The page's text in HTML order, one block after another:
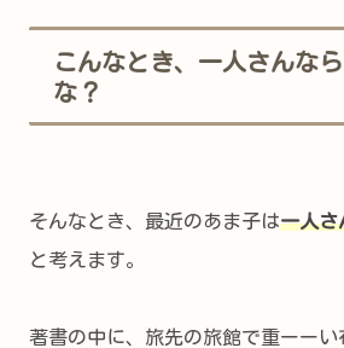
こんなとき、一人さんな
な？
そんなとき、最近のあま子は一人さ
と考えます。
著書の中に、旅先の旅館で重ーーい